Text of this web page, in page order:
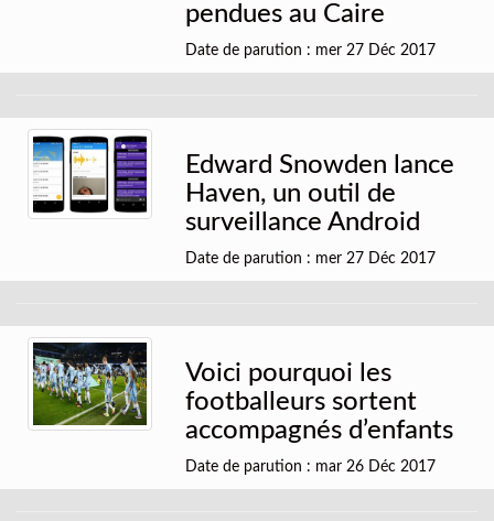
pendues au Caire
Date de parution : mer 27 Déc 2017
Edward Snowden lance
Haven, un outil de
surveillance Android
Date de parution : mer 27 Déc 2017
Voici pourquoi les
footballeurs sortent
accompagnés d’enfants
Date de parution : mar 26 Déc 2017